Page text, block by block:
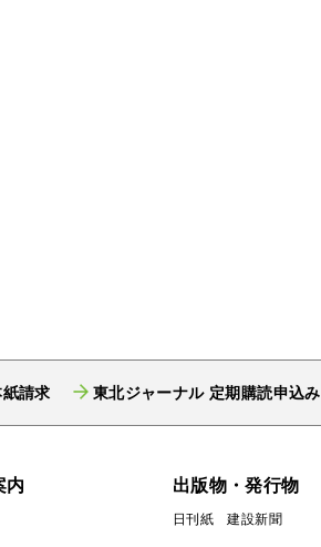
請求 東北ジャーナル 定期購読申込み
内 出版物・発行物
日刊紙 建設新聞